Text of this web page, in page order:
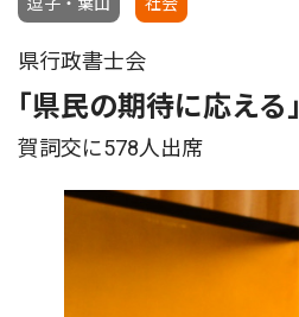
県行政書士会
｢県民の期待に応える｣
賀詞交に578人出席